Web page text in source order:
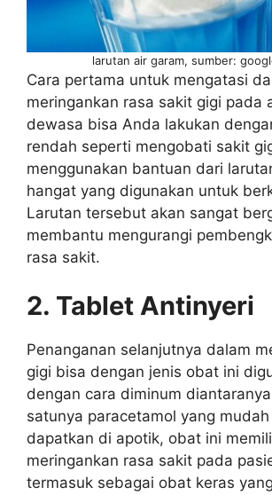
larutan air garam, sumber:
Cara pertama untuk mengatasi
meringankan rasa sakit gigi pada
dewasa bisa Anda lakukan
rendah seperti mengobati sakit
menggunakan bantuan dari
hangat yang digunakan untuk
Larutan tersebut akan sangat
membantu mengurangi
rasa sakit.
2. Tablet Antinyeri
Penanganan selanjutnya dalam
gigi bisa dengan jenis obat ini
dengan cara diminum
satunya paracetamol yang
dapatkan di apotik, obat ini
meringankan rasa sakit pada
termasuk sebagai obat keras